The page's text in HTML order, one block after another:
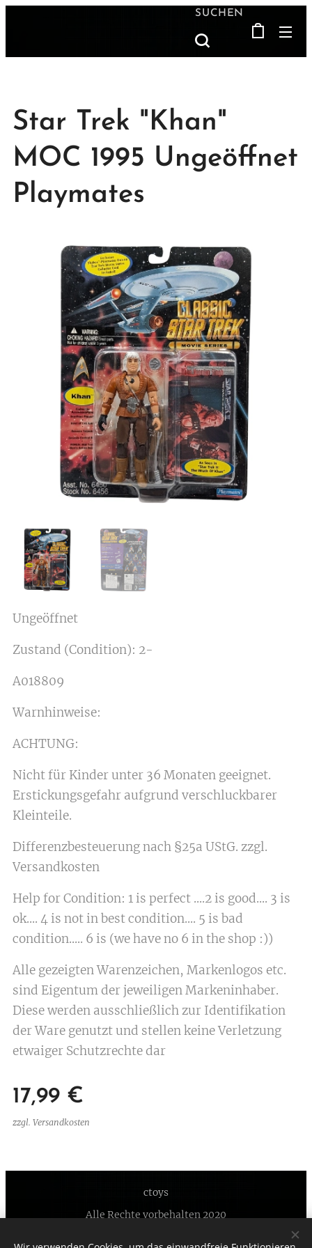
SUCHEN
Star Trek "Khan"
MOC 1995 Ungeöffnet
Playmates
Ungeöffnet
Zustand (Condition): 2-
A018809
Warnhinweise:
ACHTUNG:
Nicht für Kinder unter 36 Monaten geeignet.
Erstickungsgefahr aufgrund verschluckbarer
Kleinteile.
Differenzbesteuerung nach §25a UStG. zzgl.
Versandkosten
Help for Condition: 1 is perfect ....2 is good.... 3 is
ok.... 4 is not in best condition.... 5 is bad
condition..... 6 is (we have no 6 in the shop :))
Alle gezeigten Warenzeichen, Markenlogos etc.
sind Eigentum der jeweiligen Markeninhaber.
Diese werden ausschließlich zur Identifikation
der Ware genutzt und stellen keine Verletzung
etwaiger Schutzrechte dar
17,99 €
zzgl. Versandkosten
ctoys
Alle Rechte vorbehalten 2020